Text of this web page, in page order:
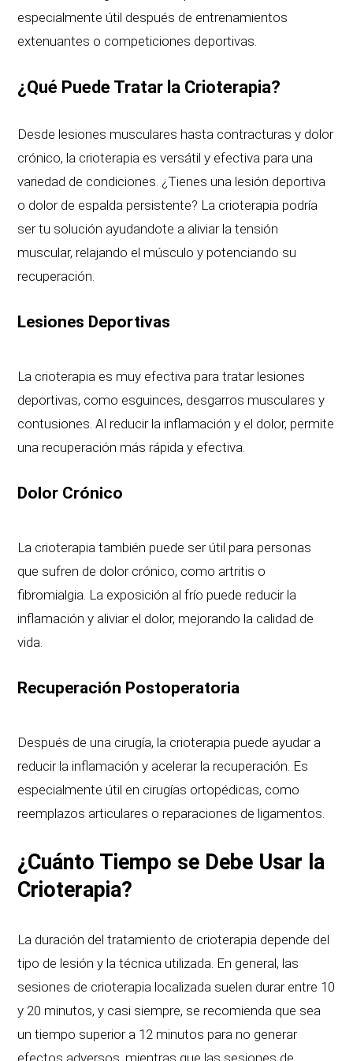
especialmente útil después de entrenamientos
extenuantes o competiciones deportivas.
¿Qué Puede Tratar la Crioterapia?
Desde lesiones musculares hasta contracturas y dolor
crónico, la crioterapia es versátil y efectiva para una
variedad de condiciones. ¿Tienes una lesión deportiva
o dolor de espalda persistente? La crioterapia podría
ser tu solución ayudandote a aliviar la tensión
muscular, relajando el músculo y potenciando su
recuperación.
Lesiones Deportivas
La crioterapia es muy efectiva para tratar lesiones
deportivas, como esguinces, desgarros musculares y
contusiones. Al reducir la inflamación y el dolor, permite
una recuperación más rápida y efectiva.
Dolor Crónico
La crioterapia también puede ser útil para personas
que sufren de dolor crónico, como artritis o
fibromialgia. La exposición al frío puede reducir la
inflamación y aliviar el dolor, mejorando la calidad de
vida.
Recuperación Postoperatoria
Después de una cirugía, la crioterapia puede ayudar a
reducir la inflamación y acelerar la recuperación. Es
especialmente útil en cirugías ortopédicas, como
reemplazos articulares o reparaciones de ligamentos.
¿Cuánto Tiempo se Debe Usar la
Crioterapia?
La duración del tratamiento de crioterapia depende del
tipo de lesión y la técnica utilizada. En general, las
sesiones de crioterapia localizada suelen durar entre 10
y 20 minutos, y casi siempre, se recomienda que sea
un tiempo superior a 12 minutos para no generar
efectos adversos, mientras que las sesiones de